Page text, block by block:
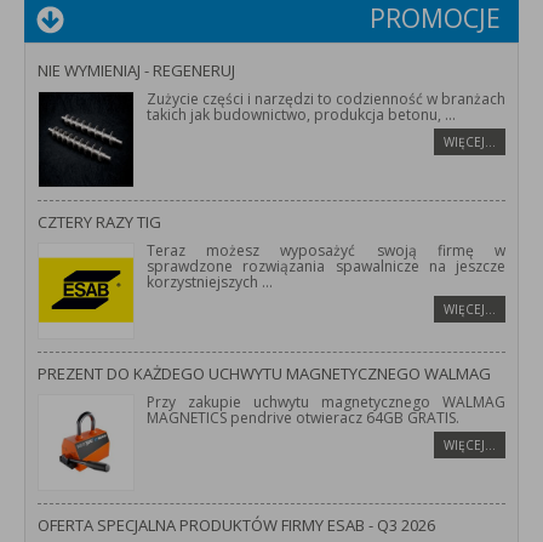
PROMOCJE
NIE WYMIENIAJ - REGENERUJ
Zużycie części i narzędzi to codzienność w branżach
takich jak budownictwo, produkcja betonu, ...
WIĘCEJ…
CZTERY RAZY TIG
Teraz możesz wyposażyć swoją firmę w
sprawdzone rozwiązania spawalnicze na jeszcze
korzystniejszych ...
WIĘCEJ…
PREZENT DO KAŻDEGO UCHWYTU MAGNETYCZNEGO WALMAG
Przy zakupie uchwytu magnetycznego WALMAG
MAGNETICS pendrive otwieracz 64GB GRATIS.
WIĘCEJ…
OFERTA SPECJALNA PRODUKTÓW FIRMY ESAB - Q3 2026